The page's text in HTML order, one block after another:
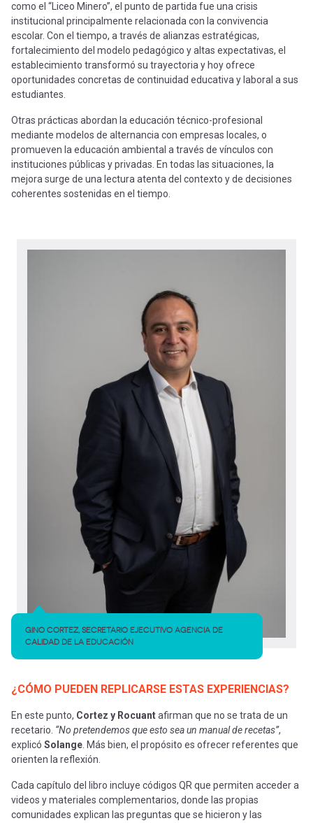
como el “Liceo Minero”, el punto de partida fue una crisis
institucional principalmente relacionada con la convivencia
escolar. Con el tiempo, a través de alianzas estratégicas,
fortalecimiento del modelo pedagógico y altas expectativas, el
establecimiento transformó su trayectoria y hoy ofrece
oportunidades concretas de continuidad educativa y laboral a sus
estudiantes.
Otras prácticas abordan la educación técnico-profesional
mediante modelos de alternancia con empresas locales, o
promueven la educación ambiental a través de vínculos con
instituciones públicas y privadas. En todas las situaciones, la
mejora surge de una lectura atenta del contexto y de decisiones
coherentes sostenidas en el tiempo.
GINO CORTEZ, SECRETARIO EJECUTIVO AGENCIA DE
CALIDAD DE LA EDUCACIÓN
¿CÓMO PUEDEN REPLICARSE ESTAS EXPERIENCIAS?
En este punto, Cortez y Rocuantafirman que no se trata de un
recetario. “No pretendemos que esto sea un manual de recetas”,
explicó Solange . Más bien, el propósito es ofrecer referentes que
orienten la reflexión.
Cada capítulo del libro incluye códigos QR que permiten acceder a
videos y materiales complementarios, donde las propias
comunidades explican las preguntas que se hicieron y las